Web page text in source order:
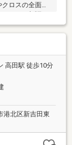
ロスの全面張
バス交換 ◎洗
リング張替え
ンには家事
い勝手の良い
す。◆浴室には
乾燥機や、い
能が付いてい
ドな洗面化粧
新調します。
高田駅 徒歩10分
港北区新吉田東